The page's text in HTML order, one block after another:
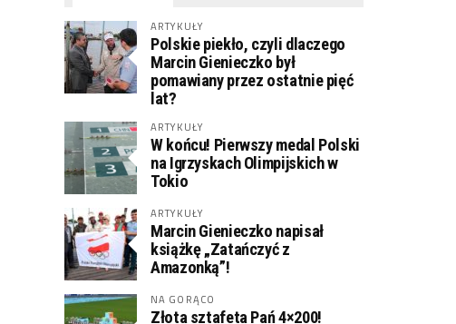
ARTYKUŁY
Polskie piekło, czyli dlaczego
Marcin Gienieczko był
pomawiany przez ostatnie pięć
lat?
ARTYKUŁY
W końcu! Pierwszy medal Polski
na Igrzyskach Olimpijskich w
Tokio
ARTYKUŁY
Marcin Gienieczko napisał
książkę „Zatańczyć z
Amazonką”!
NA GORĄCO
Złota sztafeta Pań 4×200!